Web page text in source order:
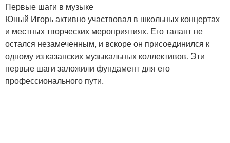
Первые шаги в музыке
Юный Игорь активно участвовал в школьных концертах
и местных творческих мероприятиях. Его талант не
остался незамеченным, и вскоре он присоединился к
одному из казанских музыкальных коллективов. Эти
первые шаги заложили фундамент для его
профессионального пути.